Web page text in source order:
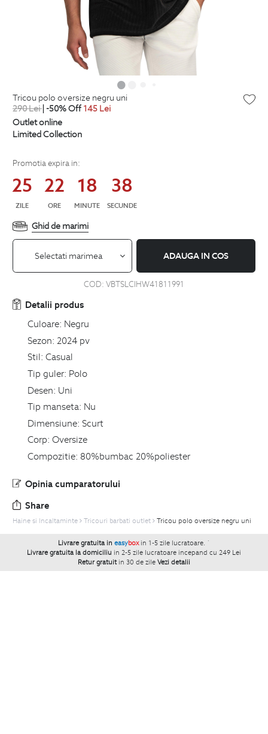
tricou polo oversize negru uni
290Lei| -50% Off 145 Lei
Outlet online
Limited Collection
Promotia expira in:
25
ZILE
22
ORE
18
MINUTE
38
SECUNDE
Ghid de marimi
Selectati marimea ADAUGA IN COS
COD: VBTSLCIHW41811991
Detalii produs
Culoare: Negru
Sezon: 2024 pv
Stil: Casual
Tip guler: Polo
Desen: Uni
Tip manseta: Nu
Dimensiune: Scurt
Corp: Oversize
Compozitie: 80%bumbac 20%poliester
Opinia cumparatorului
Share
Haine si Incaltaminte Tricouri barbati outlet Tricou polo oversize negru uni
Livrare gratuita in easybox in 1-5 zile lucratoare. `
Livrare gratuita la domiciliu in 2-5 zile lucratoare incepand cu 249 Lei
Retur gratuit in 30 de zile Vezi detalii